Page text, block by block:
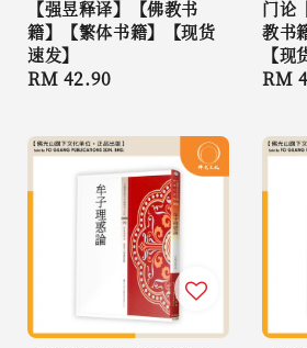
【强昱释译】【佛教书
籍】【繁体书籍】【现货
速发】
Regular
RM 42.90
门论
教书
【现
RM